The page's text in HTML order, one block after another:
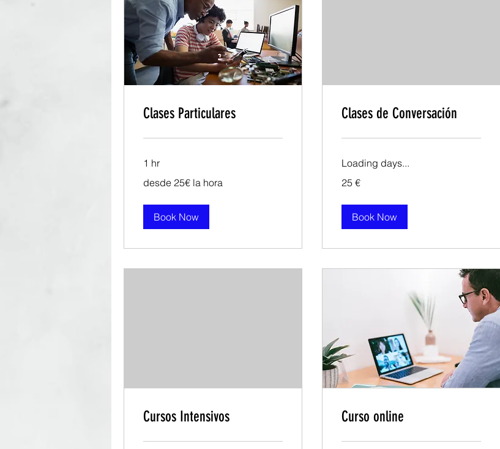
Clases Particulares
1 hr
25€
desde 25€ la hora
Book Now
Clases de Conversación
Loading days...
euros
25 €
Book Now
Cursos Intensivos Curso online